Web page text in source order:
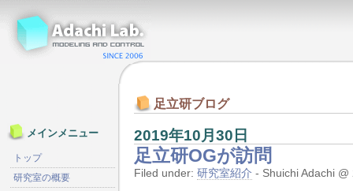
足立研ブログ
2019年10月30日
足立研OGが訪問
Filed under: 研究室紹介 - Shuichi Adachi
メインメニュー
トップ
研究室の概要